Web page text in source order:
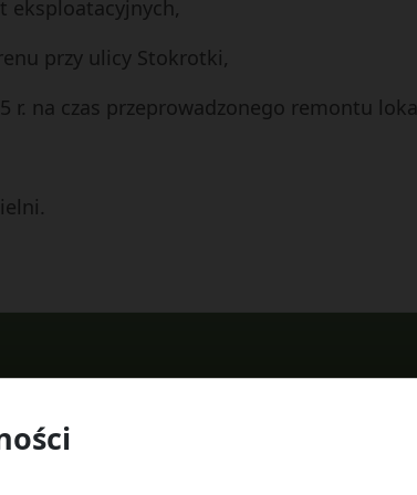
eksploatacyjnych,
przy ulicy Stokrotki,
r. na czas przeprowadzonego remontu